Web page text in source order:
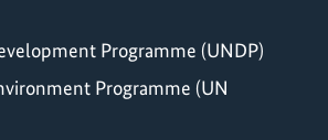
Programme (UNDP)
Programme (UN